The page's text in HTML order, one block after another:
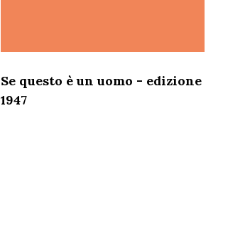
Se questo è un uomo - edizione
1947